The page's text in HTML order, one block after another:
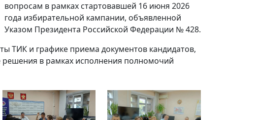
вопросам в рамках стартовавшей 16 июня 2026
года избирательной кампании, объявленной
Указом Президента Российской Федерации № 428.
ТИК и графике приема документов кандидатов,
решения в рамках исполнения полномочий